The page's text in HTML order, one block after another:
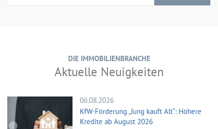
DIE IMMOBILIENBRANCHE
Aktuelle Neuigkeiten
06.08.2026
KfW-Förderung „Jung kauft Alt“: Höhere
Kredite ab August 2026